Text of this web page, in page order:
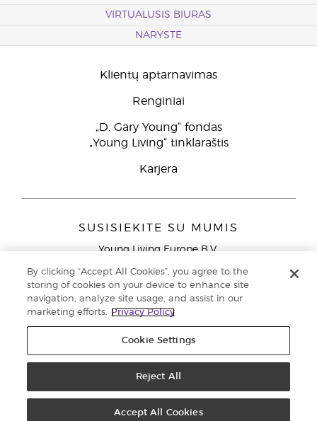
VIRTUALUSIS BIURAS
NARYSTĖ
Klientų aptarnavimas
Renginiai
„D. Gary Young“ fondas
„Young Living“ tinklaraštis
Karjera
SUSISIEKITE SU MUMIS
Young Living Europe B.V.
9727 AJ Groningen
Klientų aptarnavimas (nemokami skambučiai iš laidinių
telefonų Lietuvoje)80030914
Privatumo politika
By clicking “Accept All Cookies”, you agree to the
storing of cookies on your device to enhance site
navigation, analyze site usage, and assist in our
marketing efforts.
Privacy Policy
Cookie Settings
Reject All
Accept All Cookies